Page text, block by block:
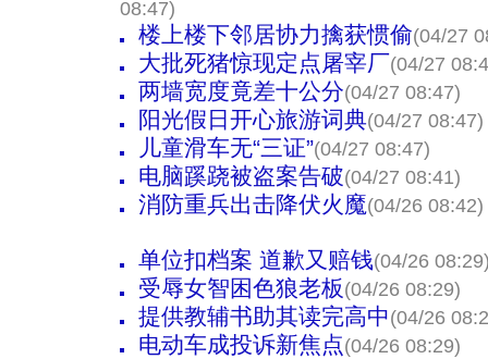
08:47)
楼上楼下邻居协力擒获惯偷(04/27
大批死猪惊现定点屠宰厂(04/27
两墙宽度竟差十公分(04/27 08:47)
阳光假日开心旅游词典(04/27 08:47)
儿童滑车无“三证”(04/27 08:47)
电脑蹊跷被盗案告破(04/27 08:41)
消防重兵出击降伏火魔(04/26 08:42)
单位扣档案 道歉又赔钱(04/26
受辱女智困色狼老板(04/26 08:29)
提供教辅书助其读完高中(04/26
电动车成投诉新焦点(04/26 08:29)